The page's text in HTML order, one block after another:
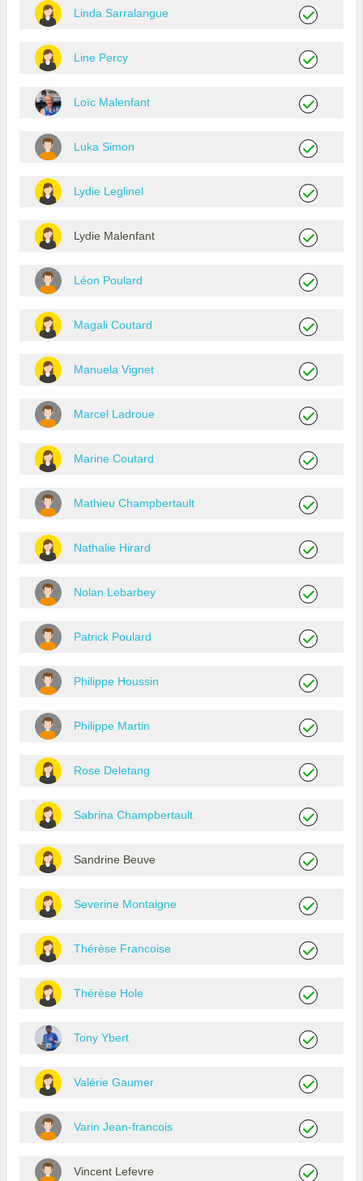
Linda Sarralangue
Line Percy
Loïc Malenfant
Luka Simon
Lydie Leglinel
Lydie Malenfant
Léon Poulard
Magali Coutard
Manuela Vignet
Marcel Ladroue
Marine Coutard
Mathieu Champbertault
Nathalie Hirard
Nolan Lebarbey
Patrick Poulard
Philippe Houssin
Philippe Martin
Rose Deletang
Sabrina Champbertault
Sandrine Beuve
Severine Montaigne
Thérèse Francoise
Thérèse Hole
Tony Ybert
Valérie Gaumer
Varin Jean-francois
Vincent Lefevre